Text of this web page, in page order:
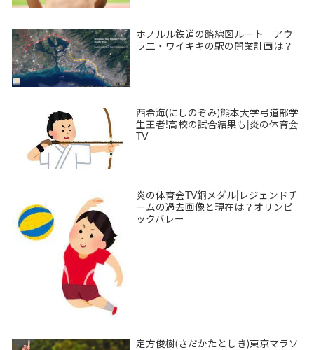
ホノルル鉄道の路線図ルート｜アウ
ラ二・ワイキキの駅の開業計画は？
西希海(にしのぞみ)熊本大学弓道部学
生王者!高校の試合結果も|炎の体育会
TV
炎の体育会TV銅メダル|レジェンドチ
ームの過去画像と現在は？オリンピ
ックバレー
定方俊樹(さだかたとしき)東京マラソ